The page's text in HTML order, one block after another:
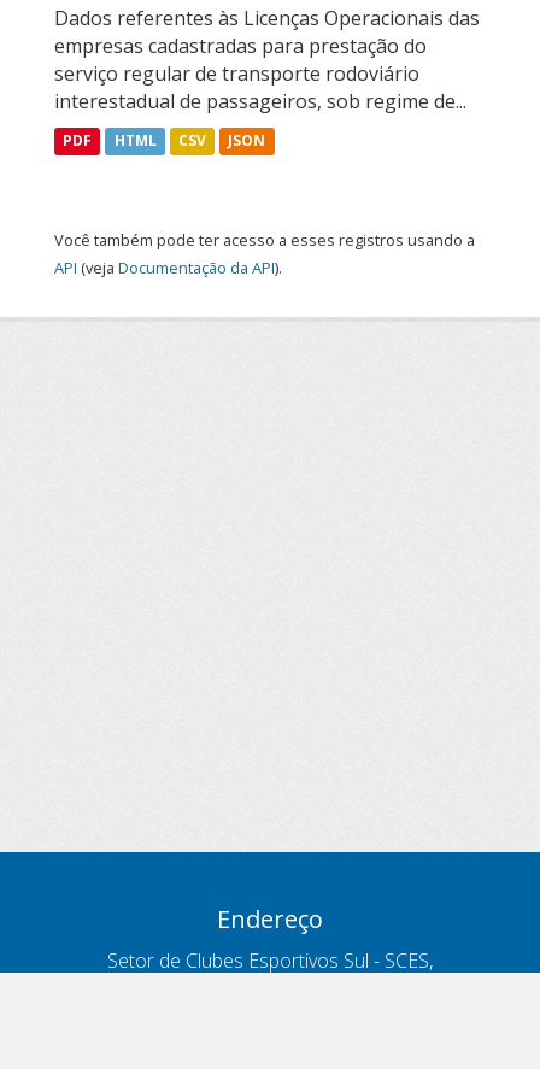
Dados referentes às Licenças Operacionais das
empresas cadastradas para prestação do
serviço regular de transporte rodoviário
interestadual de passageiros, sob regime de...
PDF HTML CSV JSON
Você também pode ter acesso a esses registros usando a
API (veja Documentação da API).
Endereço
Setor de Clubes Esportivos Sul - SCES,